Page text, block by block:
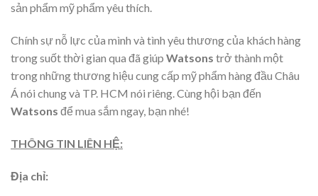
sản phẩm mỹ phẩm yêu thích.
Chính sự nỗ lực của mình và tình yêu thương của khách hàng
trong suốt thời gian qua đã giúp Watsons trở thành một
trong những thương hiệu cung cấp mỹ phẩm hàng đầu Châu
Á nói chung và TP. HCM nói riêng. Cùng hội bạn đến
Watsons để mua sắm ngay, bạn nhé!
THÔNG TIN LIÊN HỆ:
Địa chỉ: